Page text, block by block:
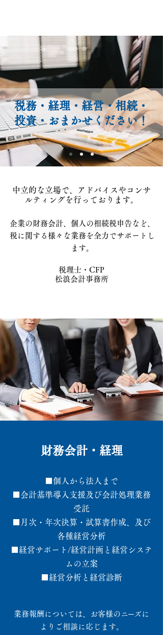
税務・経理・経営・相続・
投資・おまかせください！
中立的な立場で、アドバイスやコンサ
ルティングを行っております。
企業の財務会計、 個人の相続税申告など、
税に関する様々な業務を全力でサポートし
ます。
税理士・CFP
松浪会計事務所
財務会計・経理
■個人から法人まで
■会計基準導入支援及び会計処理業務
受託
■月次・年次決算・試算書作成、及び
各種経営分析
■経営サポート/経営計画と経営システ
ムの立案
■経営分析と経営診断
業務報酬については、お客様のニ─ズに
よりご相談に応じます。